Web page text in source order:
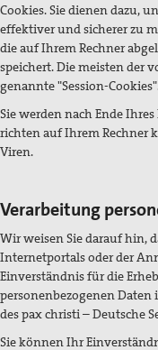
Cookies. Sie dienen dazu,
effektiver und sicherer zu
die auf Ihrem Rechner
speichert. Die meisten der
genannte "Session-
Sie werden nach Ende
richten auf Ihrem Rechner
Viren.
Verarbeitung
Wir weisen Sie darauf hin,
Internetportals oder der
Einverständnis für die
personenbezogenen
des pax christi – Deutsche
Sie können Ihr